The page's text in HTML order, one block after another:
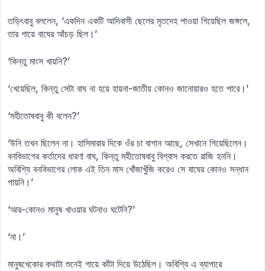
তড়িৎবাবু বললেন, ‘একদিন একটি আদিবাসী ছেলের মৃতদেহ পাওয়া গিয়েছিল জঙ্গলে,
তার গায়ে বাঘের আঁচড় ছিল।’
‘কিন্তু মাংস খায়নি?’
‘খেয়েছিল, কিন্তু সেটা বাঘ না হয়ে হায়না-জাতীয় কোনও জানোয়ারও হতে পারে।’
‘মহীতোষবাবু কী বলেন?’
‘উনি তখন ছিলেন না। হাসিমারার দিকে ওঁর চা বাগান আছে, সেখানে গিয়েছিলেন।
বনবিভাগের কর্তাদের ধারণা বাঘ, কিন্তু মহীতোষবাবু বিশ্বাস করতে রাজি হননি।
অবিশ্যি বনবিভাগের লোক এই তিন মাস খোঁজাখুঁজি করেও সে বাঘের কোনও সন্ধান
পায়নি।’
‘আর-কোনও মানুষ খাওয়ার ঘটনাও ঘটেনি?’
‘না।’
মানুষখেকোর কথাটা শুনেই গায়ে কাঁটা দিয়ে উঠেছিল। অবিশ্যি এ ব্যাপারে